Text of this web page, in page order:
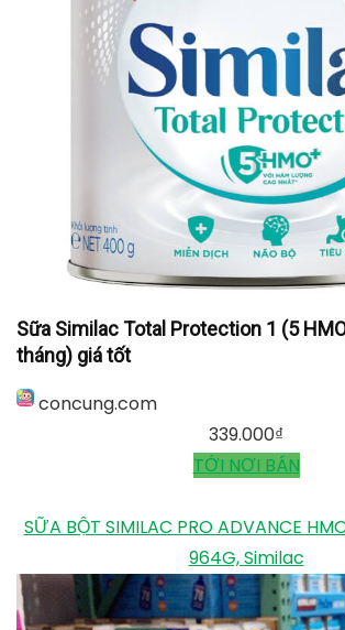
Sữa Similac Total Protection 1 (5
tháng) giá tốt
concung.com
339.000₫
TỚI NƠI BÁN
SỮA BỘT SIMILAC PRO ADVANCE
964G, Similac